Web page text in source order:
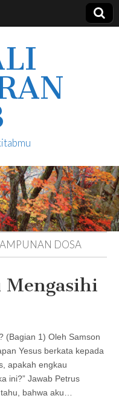
DOSA
Mengasihi
(Bagian 1) Oleh Samson
Yesus berkata kepada
apakah engkau
ini?” Jawab Petrus
bahwa aku…